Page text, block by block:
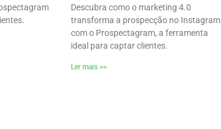
Descubra como o marketing 4.0
transforma a prospecção no Instagram
com o Prospectagram, a ferramenta
ideal para captar clientes.
Ler mais >>